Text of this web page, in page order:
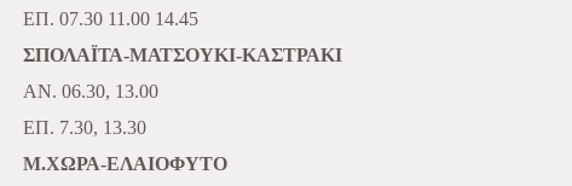
ΕΠ. 07.30 11.00 14.45
ΣΠΟΛΑΪΤΑ-ΜΑΤΣΟΥΚΙ-KAΣΤΡΑΚΙ
ΑΝ. 06.30, 13.00
ΕΠ. 7.30, 13.30
Μ.ΧΩΡΑ-ΕΛΑΙΟΦΥΤΟ